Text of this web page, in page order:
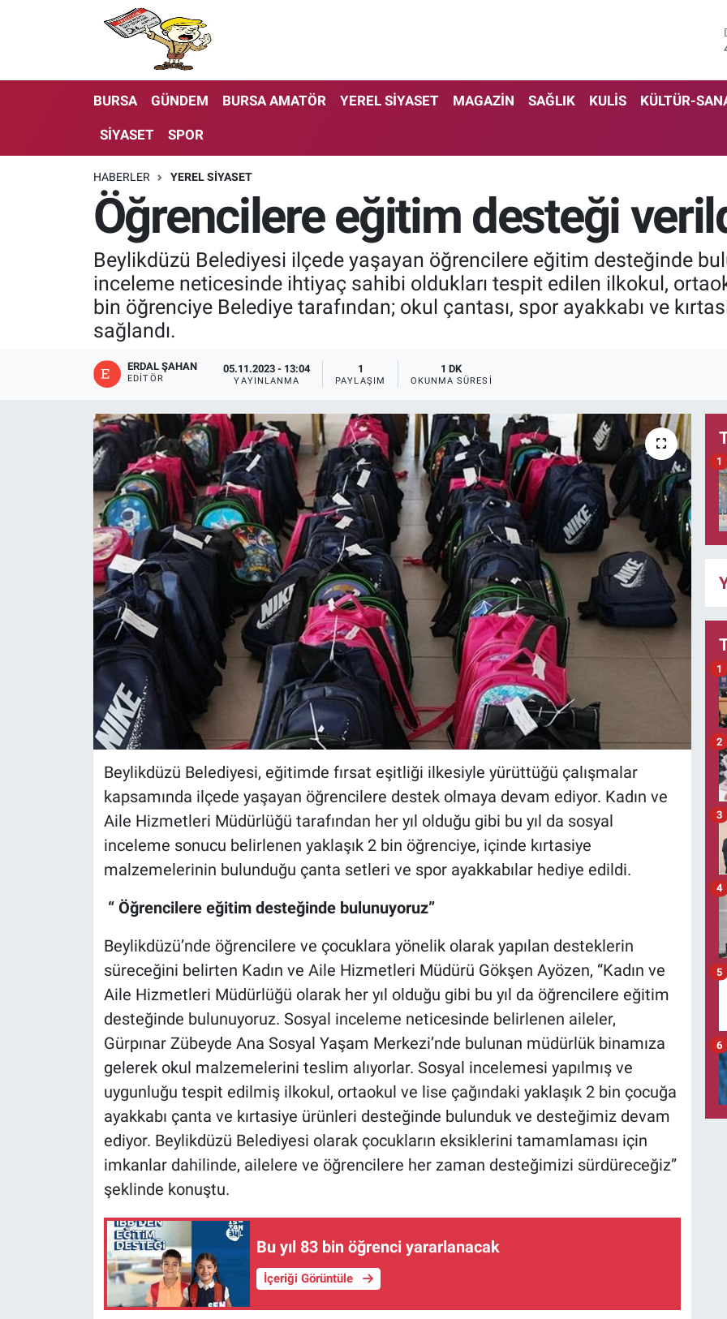
BURSA GÜNDEM BURSA AMATÖR YEREL SİYASET MAGAZİN SAĞLIK KULİS KÜLTÜR-
SİYASET SPOR
HABERLER YEREL SİYASET
Öğrencilere eğitim desteği
Beylikdüzü Belediyesi ilçede yaşayan öğrencilere eğitim desteğinde
inceleme neticesinde ihtiyaç sahibi oldukları tespit edilen ilkokul,
bin öğrenciye Belediye tarafından; okul çantası, spor ayakkabı ve
sağlandı.
ERDAL ŞAHAN
EDITÖR
05.11.2023 - 13:04
YAYINLANMA
1
PAYLAŞIM
1 DK
OKUNMA SÜRESI
Beylikdüzü Belediyesi, eğitimde fırsat eşitliği ilkesiyle yürüttüğü çalışmalar
kapsamında ilçede yaşayan öğrencilere destek olmaya devam ediyor. Kadın ve
Aile Hizmetleri Müdürlüğü tarafından her yıl olduğu gibi bu yıl da sosyal
inceleme sonucu belirlenen yaklaşık 2 bin öğrenciye, içinde kırtasiye
malzemelerinin bulunduğu çanta setleri ve spor ayakkabılar hediye edildi.
“ Öğrencilere eğitim desteğinde bulunuyoruz”
Beylikdüzü’nde öğrencilere ve çocuklara yönelik olarak yapılan desteklerin
süreceğini belirten Kadın ve Aile Hizmetleri Müdürü Gökşen Ayözen, “Kadın ve
Aile Hizmetleri Müdürlüğü olarak her yıl olduğu gibi bu yıl da öğrencilere eğitim
desteğinde bulunuyoruz. Sosyal inceleme neticesinde belirlenen aileler,
Gürpınar Zübeyde Ana Sosyal Yaşam Merkezi’nde bulunan müdürlük binamıza
gelerek okul malzemelerini teslim alıyorlar. Sosyal incelemesi yapılmış ve
uygunluğu tespit edilmiş ilkokul, ortaokul ve lise çağındaki yaklaşık 2 bin çocuğa
ayakkabı çanta ve kırtasiye ürünleri desteğinde bulunduk ve desteğimiz devam
ediyor. Beylikdüzü Belediyesi olarak çocukların eksiklerini tamamlaması için
imkanlar dahilinde, ailelere ve öğrencilere her zaman desteğimizi sürdüreceğiz”
şeklinde konuştu.
Bu yıl 83 bin öğrenci yararlanacak
İçeriği Görüntüle
1
1
2
3
4
5
6